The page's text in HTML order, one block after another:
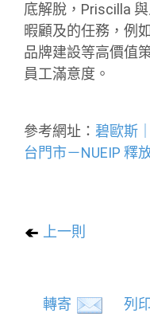
底解脫，Priscilla
暇顧及的任務，例
品牌建設等高價值
員工滿意度。
參考網址： 碧歐斯
台門市－NUEIP 釋
上一則
轉寄
列